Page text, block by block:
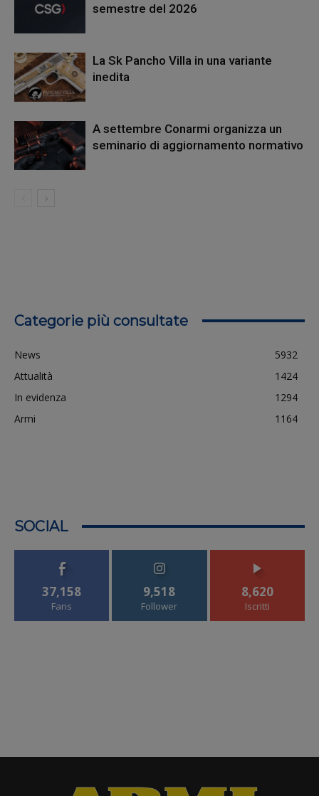
semestre del 2026
La Sk Pancho Villa in una variante
inedita
A settembre Conarmi organizza un
seminario di aggiornamento normativo
Categorie più consultate
News
5932
Attualità
1424
In evidenza
1294
Armi
1164
SOCIAL
37,158
Fans
9,518
Follower
8,620
Iscritti